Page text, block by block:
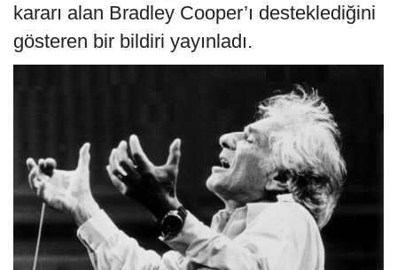
kararı alan Bradley Cooper’ı desteklediğini
gösteren bir bildiri yayınladı.